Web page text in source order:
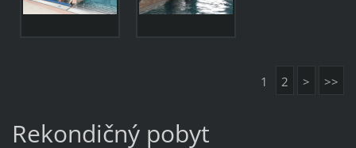
1 2 > >>
Rekondičný pobyt